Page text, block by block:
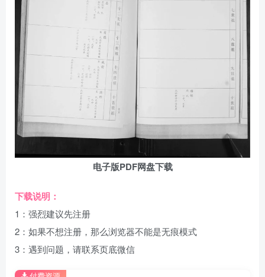
电子版PDF网盘下载
下载说明：
1：强烈建议先注册
2：如果不想注册，那么浏览器不能是无痕模式
3：遇到问题，请联系页底微信